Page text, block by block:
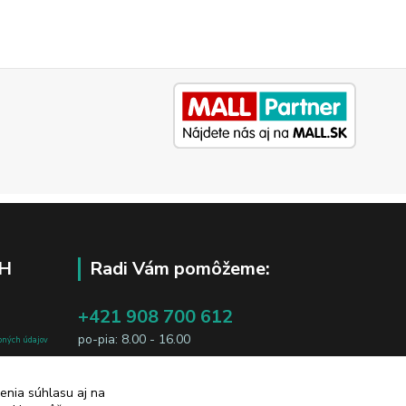
údajov
údajov
Radi Vám pomôžeme:
+421 908 700 612
po-pia: 8.00 - 16.00
súhlasu aj na